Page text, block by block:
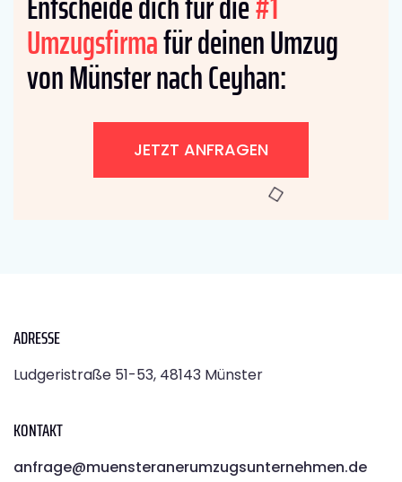
Umzugsfirmafür deinen Umzug
von Münster nach Ceyhan:
JETZT ANFRAGEN
ADRESSE
Ludgeristraße 51-53, 48143 Münster
KONTAKT
anfrage@muensteranerumzugsunternehmen.de